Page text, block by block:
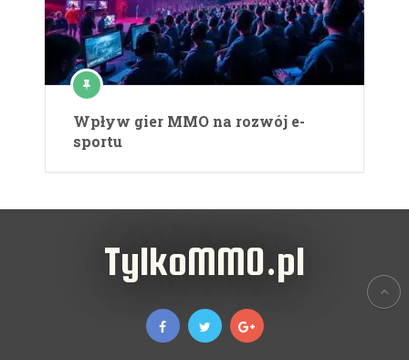
Wpływ gier MMO na rozwój e-
sportu
TylkoMMO.pl